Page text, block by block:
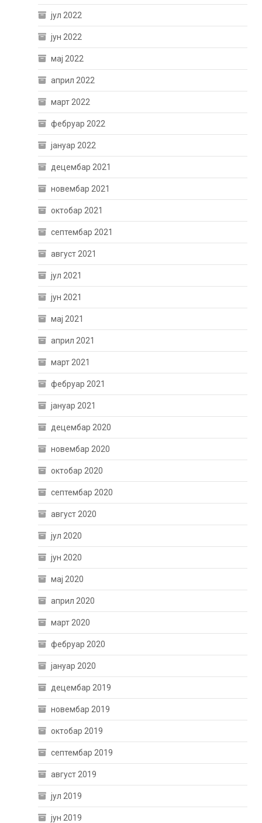
јул 2022
јун 2022
мај 2022
април 2022
март 2022
фебруар 2022
јануар 2022
децембар 2021
новембар 2021
октобар 2021
септембар 2021
август 2021
јул 2021
јун 2021
мај 2021
април 2021
март 2021
фебруар 2021
јануар 2021
децембар 2020
новембар 2020
октобар 2020
септембар 2020
август 2020
јул 2020
јун 2020
мај 2020
април 2020
март 2020
фебруар 2020
јануар 2020
децембар 2019
новембар 2019
октобар 2019
септембар 2019
август 2019
јул 2019
јун 2019